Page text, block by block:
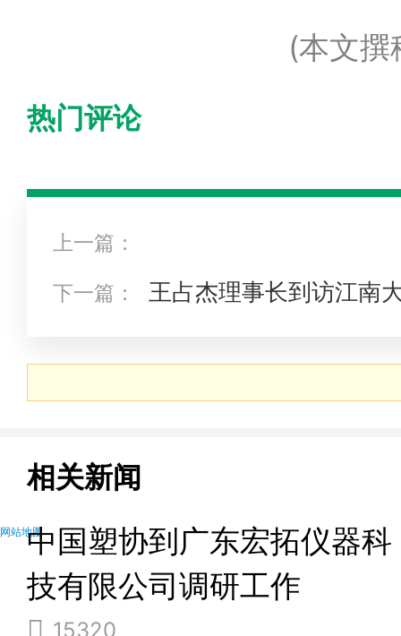
(本文撰
热门评论
上一篇：
下一篇：
王占杰理事长到访江南
相关新闻
中国塑协到广东宏拓仪器科
技有限公司调研工作
15320
网站地图